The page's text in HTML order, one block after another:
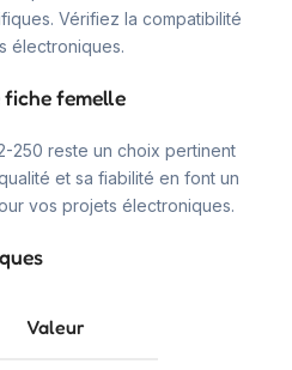
Vérifiez la compatibilité
électroniques.
fiche femelle
250 reste un choix pertinent
et sa fiabilité en font un
vos projets électroniques.
Valeur